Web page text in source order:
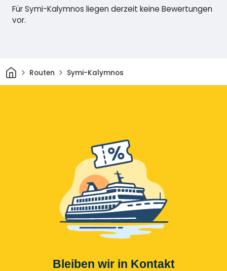
Für Symi-Kalymnos liegen derzeit keine Bewertungen
vor.
HeimRouten Symi-Kalymnos
Bleiben wir in Kontakt